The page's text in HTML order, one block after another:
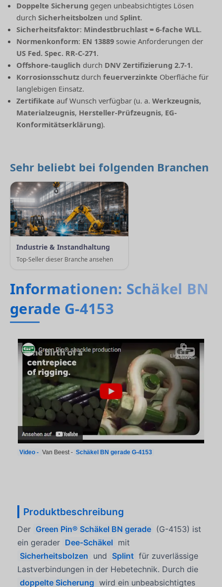
Doppelte Sicherung gegen unbeabsichtigtes Lösen
durchSicherheitsbolzen undSplint.
Sicherheitsfaktor: Mindestbruchlast = 6-fache WLL.
Normenkonform: EN 13889 sowie Anforderungen der
US Fed. Spec. RR-C-271.
Offshore-tauglich durch DNV Zertifizierung 2.7-1.
Korrosionsschutz durchfeuerverzinkte Oberfläche für
langlebigen Einsatz.
Zertifikate auf Wunsch verfügbar (u. a.Werkzeugnis,
Materialzeugnis, Hersteller-Prüfzeugnis, EG-
Konformitätserklärung).
Sehr beliebt bei folgenden Branchen
Industrie & Instandhaltung
Top-Seller dieser Branche ansehen
Informationen: Schäkel BN
gerade G-4153
Video - Van Beest - Schäkel BN gerade G-4153
Produktbeschreibung
Der Green Pin® Schäkel BN gerade (G-4153) ist
ein gerader Dee-Schäkel mit
Sicherheitsbolzen und Splint für zuverlässige
Lastverbindungen in der Hebetechnik. Durch die
doppelte Sicherung wird ein unbeabsichtigtes